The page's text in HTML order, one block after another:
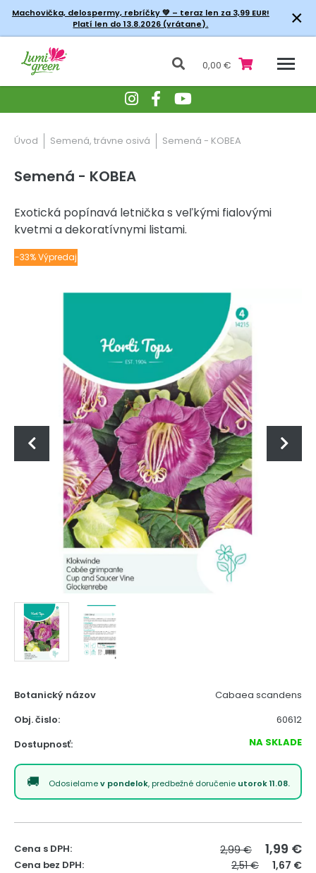
Machovička, delospermy, rebríčky💚 – teraz len za 3,99 EUR!
Platí len do 13.8.2026 (vrátane).
×
0,00 €
Úvod Semená, trávne osivá Semená - KOBEA
Semená - KOBEA
Exotická popínavá letnička s veľkými fialovými
kvetmi a dekoratívnymi listami.
-33% Výpredaj
Botanický názov
Cabaea scandens
Obj. čislo:
60612
Dostupnosť:
NA SKLADE
Odosielamev pondelok, predbežné doručenie utorok 11.08.
Cena s DPH: 2,99 € 1,99 €
Cena bez DPH: 2,51 € 1,67 €